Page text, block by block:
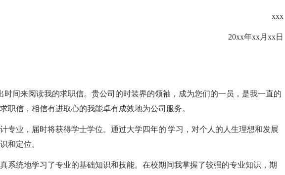
xxx
20xx年xx月xx日
来阅读我的求职信。贵公司的时装界的领袖，成为您们的一员，是我一直的
职信，相信有进取心的我能卓有成效地为公司服务。
业，届时将获得学士学位。通过大学四年的'学习，对个人的人生理想和发展
和定位。
统地学习了专业的基础知识和技能。在校期间我掌握了较强的专业知识，期